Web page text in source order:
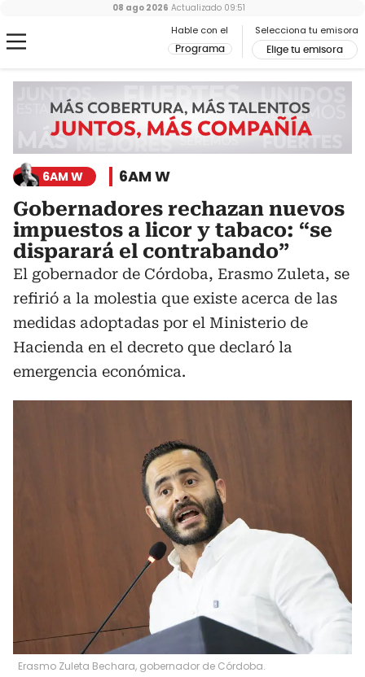
Hable con el
Programa
Selecciona tu emisora
Elige tu emisora
08 ago 2026 Actualizado 09:51
6AM W 6AM W
Gobernadores rechazan nuevos
impuestos a licor y tabaco: “se
disparará el contrabando”
El gobernador de Córdoba, Erasmo Zuleta, se
refirió a la molestia que existe acerca de las
medidas adoptadas por el Ministerio de
Hacienda en el decreto que declaró la
emergencia económica.
Erasmo Zuleta Bechara, gobernador de Córdoba.